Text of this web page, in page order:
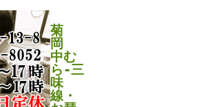
菊
岡
中む
ら-三
味
線・